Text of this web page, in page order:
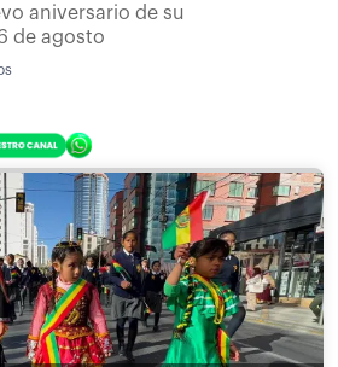
aniversario de su
de agosto